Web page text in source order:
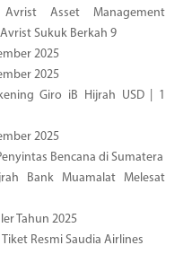
Asset Management
Sukuk Berkah 9
2025
2025
Giro iB Hijrah USD | 1
2025
Bencana di Sumatera
Bank Muamalat Melesat
Tahun 2025
Resmi Saudia Airlines